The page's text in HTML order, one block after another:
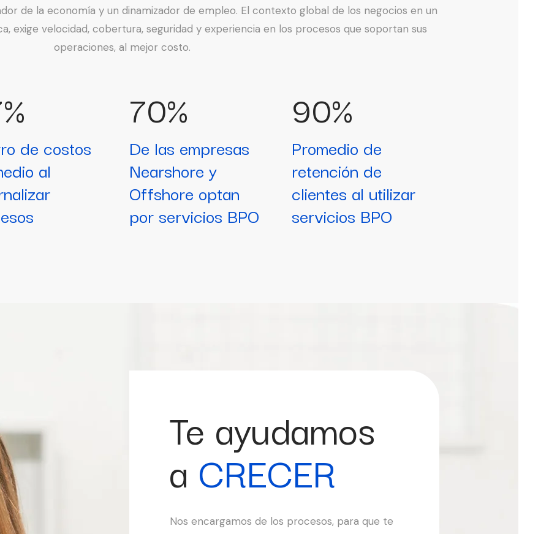
de la economía y un dinamizador de empleo. El contexto global de los negocios en un
exige velocidad, cobertura, seguridad y experiencia en los procesos que soportan sus
operaciones, al mejor costo.
de costos
al
70%
De las empresas
Nearshore y
Offshore optan
por servicios BPO
90%
Promedio de
retención de
clientes al utilizar
servicios BPO
Te ayudamos
a CRECER
Nos encargamos de los procesos, para que te